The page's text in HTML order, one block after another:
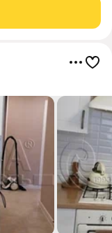
Подходит под